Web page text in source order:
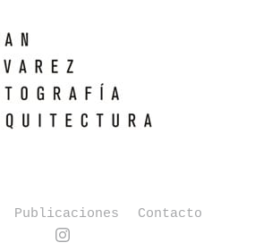
Publicaciones Contacto